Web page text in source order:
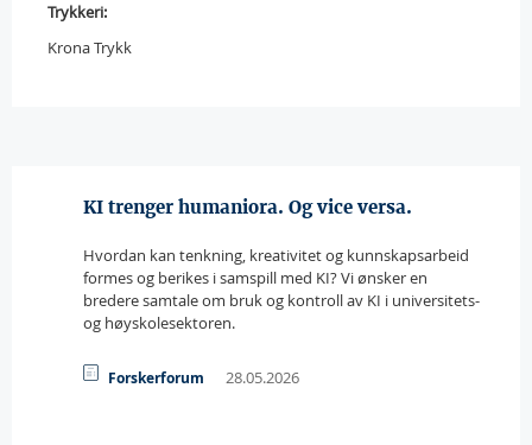
Trykkeri:
Krona Trykk
KI trenger humaniora. Og vice versa.
Hvordan kan tenkning, kreativitet og kunnskapsarbeid
formes og berikes i samspill med KI? Vi ønsker en
bredere samtale om bruk og kontroll av KI i universitets-
og høyskolesektoren.
Forskerforum 28.05.2026